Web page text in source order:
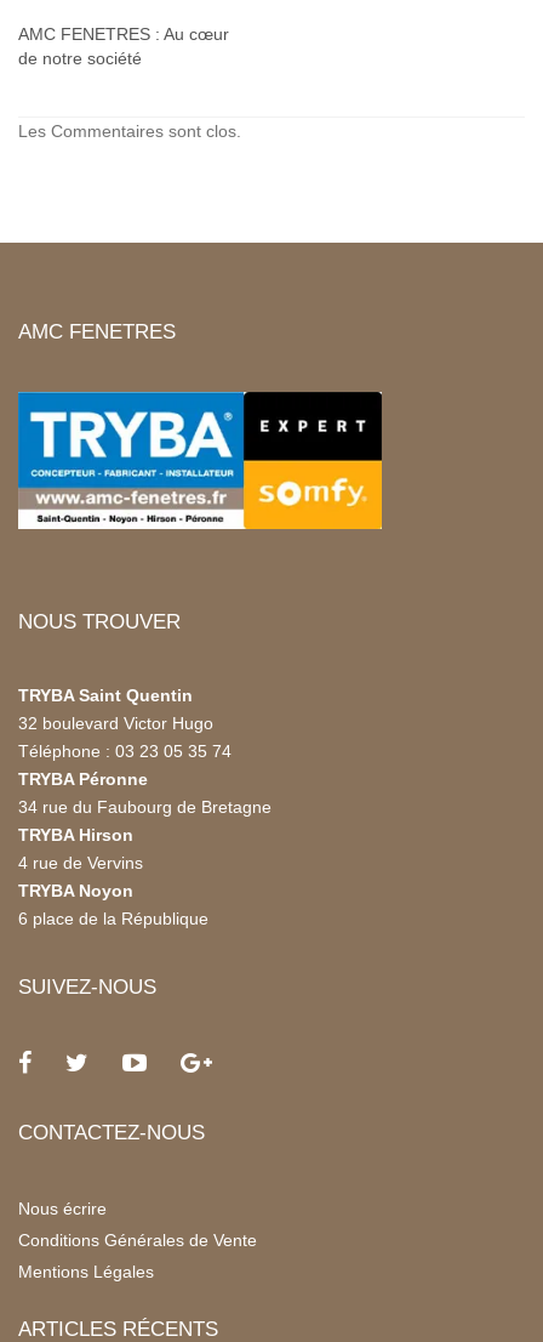
AMC FENETRES : Au cœur
de notre société
Les Commentaires sont clos.
AMC FENETRES
NOUS TROUVER
TRYBA Saint Quentin
32 boulevard Victor Hugo
Téléphone : 03 23 05 35 74
TRYBA Péronne
34 rue du Faubourg de Bretagne
TRYBA Hirson
4 rue de Vervins
TRYBA Noyon
6 place de la République
SUIVEZ-NOUS
CONTACTEZ-NOUS
Nous écrire
Conditions Générales de Vente
Mentions Légales
ARTICLES RÉCENTS